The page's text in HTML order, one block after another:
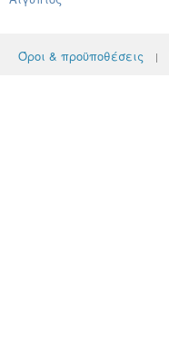
Όροι & προϋποθέσεις |